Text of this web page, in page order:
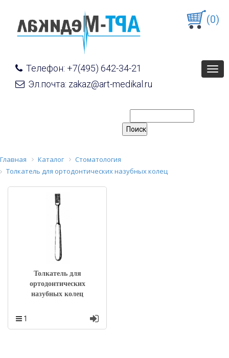
Телефон: +7(495) 642-34-21
Эл.почта: zakaz@art-medikal.ru
(0)
Главная Каталог
Стоматология
Толкатель для ортодонтических назубных колец
Толкатель для
ортодонтических
назубных колец
1